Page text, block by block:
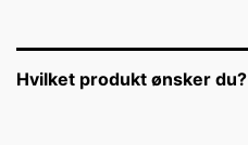
Hvilket produkt ønsker du?